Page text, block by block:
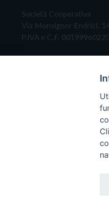
Società Cooperativa
Via Monsignor Endrici,
P.IVA e C.F.
Copyright © 2019 -